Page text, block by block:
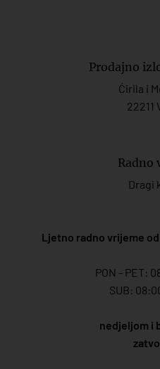
Prodajno
Ćirila i
22211
Radno
Dragi
Ljetno radno vrijeme od
PON - PET:
SUB:
nedjeljom i